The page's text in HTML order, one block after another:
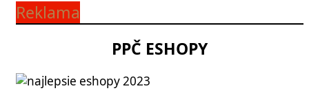
Reklama
PPČ ESHOPY